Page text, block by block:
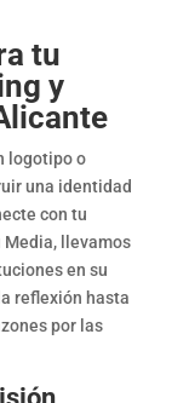
tu
y
logotipo o
una identidad
con tu
Media, llevamos
en su
reflexión hasta
por las